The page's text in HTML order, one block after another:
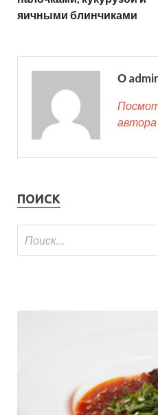
яичными блинчиками
О
автора
ПОИСК